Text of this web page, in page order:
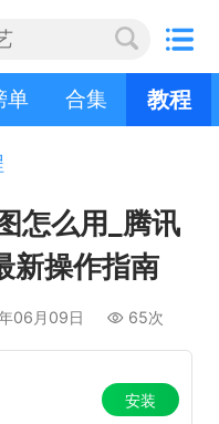
单 合集 教程
怎么用_腾讯
新操作指南
06月09日 65次
安装